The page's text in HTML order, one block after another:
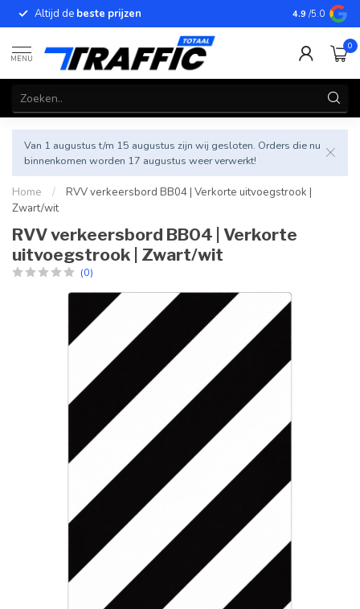
Altijd de beste prijzen Betrouwbare
4.9 /5.0
MENU
0
Van 1 augustus t/m 15 augustus zijn wij gesloten. Orders die nu
binnenkomen worden 17 augustus weer verwerkt!
Home /
RVV verkeersbord BB04 | Verkorte uitvoegstrook |
Zwart/wit
RVV verkeersbord BB04 | Verkorte
uitvoegstrook | Zwart/wit
(0)